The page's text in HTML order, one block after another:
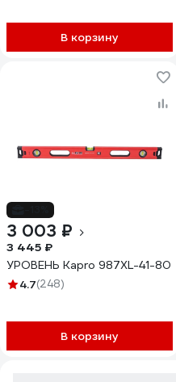
В корзину
3 003 ₽
3 445 ₽
УРОВЕНЬ Kapro 987XL-41-80
4.7(248)
В корзину